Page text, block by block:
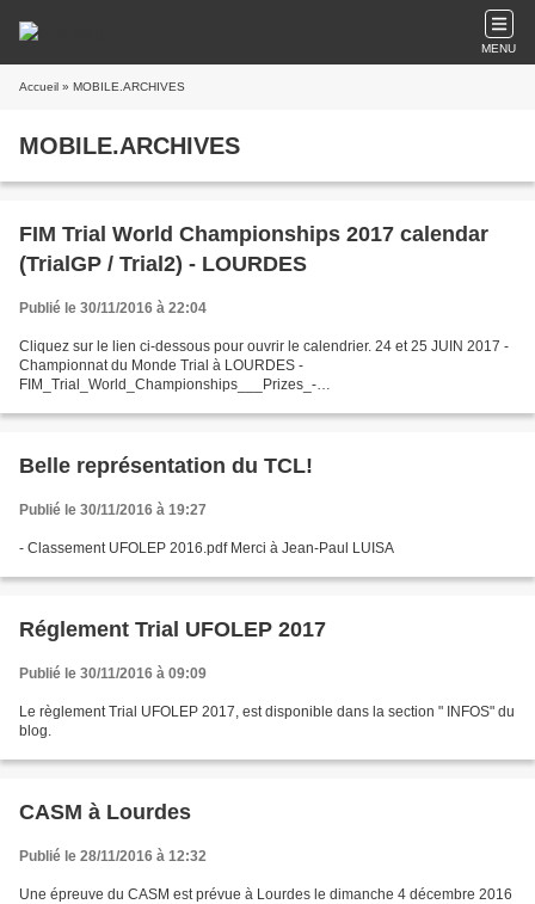
MENU
Accueil » MOBILE.ARCHIVES
MOBILE.ARCHIVES
FIM Trial World Championships 2017 calendar
(TrialGP / Trial2) - LOURDES
Publié le 30/11/2016 à 22:04
Cliquez sur le lien ci-dessous pour ouvrir le calendrier. 24 et 25 JUIN 2017 -
Championnat du Monde Trial à LOURDES -
FIM_Trial_World_Championships___Prizes_-
Belle représentation du TCL!
Publié le 30/11/2016 à 19:27
- Classement UFOLEP 2016.pdf Merci à Jean-Paul LUISA
Réglement Trial UFOLEP 2017
Publié le 30/11/2016 à 09:09
Le règlement Trial UFOLEP 2017, est disponible dans la section " INFOS" du
blog.
CASM à Lourdes
Publié le 28/11/2016 à 12:32
Une épreuve du CASM est prévue à Lourdes le dimanche 4 décembre 2016